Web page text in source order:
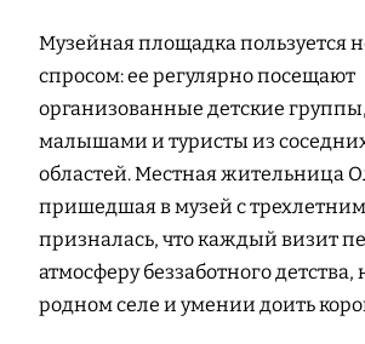
Музейная площадка пользуется
спросом: ее регулярно посещают
организованные детские
малышами и туристы из
областей. Местная жительница
пришедшая в музей с
призналась, что каждый визит
атмосферу беззаботного
родном селе и умении доить